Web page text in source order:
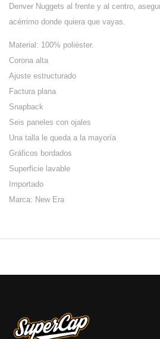
Denver Nuggets al frente y al centro,
acérrimo donde quiera que vayas.
Material: 100% poliéster.
Corona alta
Ajuste estructurado
Factura plana
Snapback
Seis paneles con ojales
Una talla le queda a la mayoría
Gráficos bordados
Superficie lavable
Importado
Marca: New Era